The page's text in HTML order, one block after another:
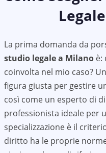
La prima domanda da
studio legale a Milano è:
coinvolta nel mio caso?
figura giusta per gestire
così come un esperto di
professionista ideale per
specializzazione è il
diritto ha le proprie